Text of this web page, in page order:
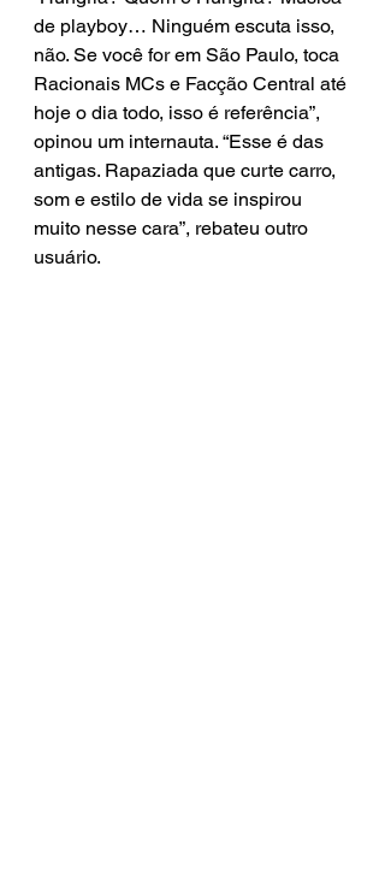
de playboy… Ninguém escuta isso,
não. Se você for em São Paulo, toca
Racionais MCs e Facção Central até
hoje o dia todo, isso é referência”,
opinou um internauta. “Esse é das
antigas. Rapaziada que curte carro,
som e estilo de vida se inspirou
muito nesse cara”, rebateu outro
usuário.